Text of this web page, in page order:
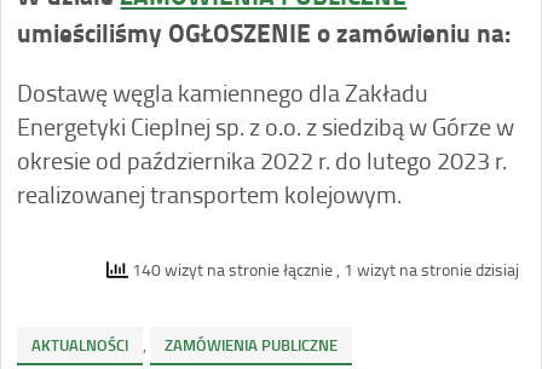
umieściliśmy OGŁOSZENIE o zamówieniu na:
Dostawę węgla kamiennego dla Zakładu
Energetyki Cieplnej sp. z o.o. z siedzibą w Górze w
okresie od października 2022 r. do lutego 2023 r.
realizowanej transportem kolejowym.
140 wizyt na stronie łącznie , 1 wizyt na stronie dzisiaj
AKTUALNOŚCI ZAMÓWIENIA PUBLICZNE